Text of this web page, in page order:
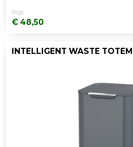
Prijs:
€ 48,50